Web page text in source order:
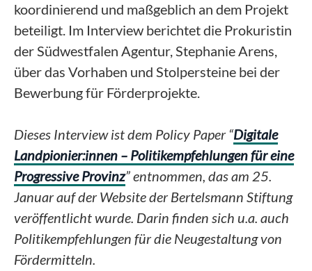
koordinierend und maßgeblich an dem Projekt
beteiligt. Im Interview berichtet die Prokuristin
der Südwestfalen Agentur, Stephanie Arens,
über das Vorhaben und Stolpersteine bei der
Bewerbung für Förderprojekte.
Dieses Interview ist dem Policy Paper “Digitale
Landpionier:innen – Politikempfehlungen für eine
Progressive Provinz” entnommen, das am 25.
Januar auf der Website der Bertelsmann Stiftung
veröffentlicht wurde. Darin finden sich u.a. auch
Politikempfehlungen für die Neugestaltung von
Fördermitteln.